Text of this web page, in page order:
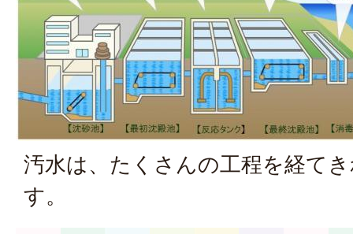
汚水は、たくさんの工程を経て
す。